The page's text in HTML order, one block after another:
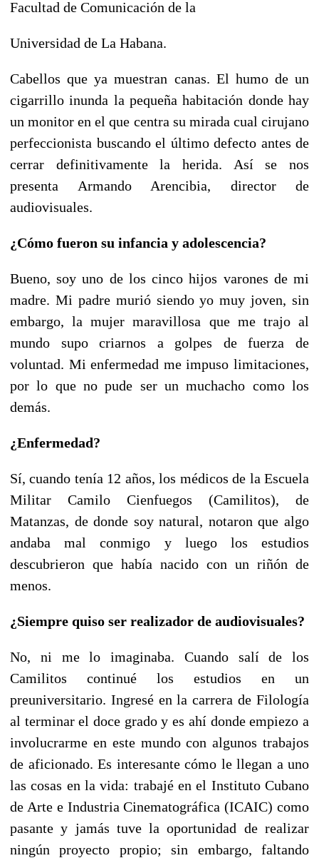
Facultad de Comunicación de la
Universidad de La Habana.
Cabellos que ya muestran canas. El humo de un
cigarrillo inunda la pequeña habitación donde hay
un monitor en el que centra su mirada cual cirujano
perfeccionista buscando el último defecto antes de
cerrar definitivamente la herida. Así se nos
presenta Armando Arencibia, director de
audiovisuales.
¿Cómo fueron su infancia y adolescencia?
Bueno, soy uno de los cinco hijos varones de mi
madre. Mi padre murió siendo yo muy joven, sin
embargo, la mujer maravillosa que me trajo al
mundo supo criarnos a golpes de fuerza de
voluntad. Mi enfermedad me impuso limitaciones,
por lo que no pude ser un muchacho como los
demás.
¿Enfermedad?
Sí, cuando tenía 12 años, los médicos de la Escuela
Militar Camilo Cienfuegos (Camilitos), de
Matanzas, de donde soy natural, notaron que algo
andaba mal conmigo y luego los estudios
descubrieron que había nacido con un riñón de
menos.
¿Siempre quiso ser realizador de audiovisuales?
No, ni me lo imaginaba. Cuando salí de los
Camilitos continué los estudios en un
preuniversitario. Ingresé en la carrera de Filología
al terminar el doce grado y es ahí donde empiezo a
involucrarme en este mundo con algunos trabajos
de aficionado. Es interesante cómo le llegan a uno
las cosas en la vida: trabajé en el Instituto Cubano
de Arte e Industria Cinematográfica (ICAIC) como
pasante y jamás tuve la oportunidad de realizar
ningún proyecto propio; sin embargo, faltando